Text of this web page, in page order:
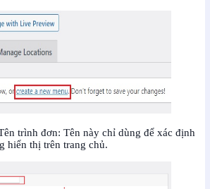
trình đơn: Tên này chỉ dùng để xác định
hiển thị trên trang chủ.